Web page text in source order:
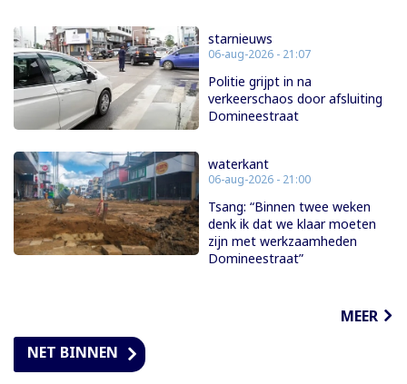
starnieuws
06-aug-2026 - 21:07
Politie grijpt in na
verkeerschaos door afsluiting
Domineestraat
waterkant
06-aug-2026 - 21:00
Tsang: “Binnen twee weken
denk ik dat we klaar moeten
zijn met werkzaamheden
Domineestraat”
MEER
NET BINNEN